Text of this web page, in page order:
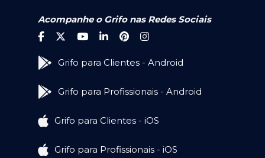
Acompanhe o Grifo nas Redes Sociais
Grifo para Clientes - Android
Grifo para Profissionais - Android
Grifo para Clientes - iOS
Grifo para Profissionais - iOS